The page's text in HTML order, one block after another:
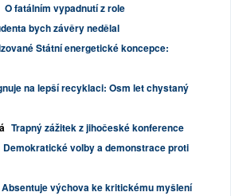
O fatálním vypadnutí z role
bych závěry nedělal
Státní energetické koncepce:
na lepší recyklaci: Osm let chystaný
Trapný zážitek z jihočeské konference
Demokratické volby a demonstrace proti
Absentuje výchova ke kritickému myšlení